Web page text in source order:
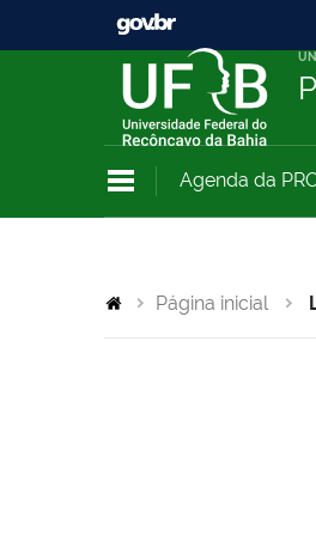
Agenda da
Página inicial